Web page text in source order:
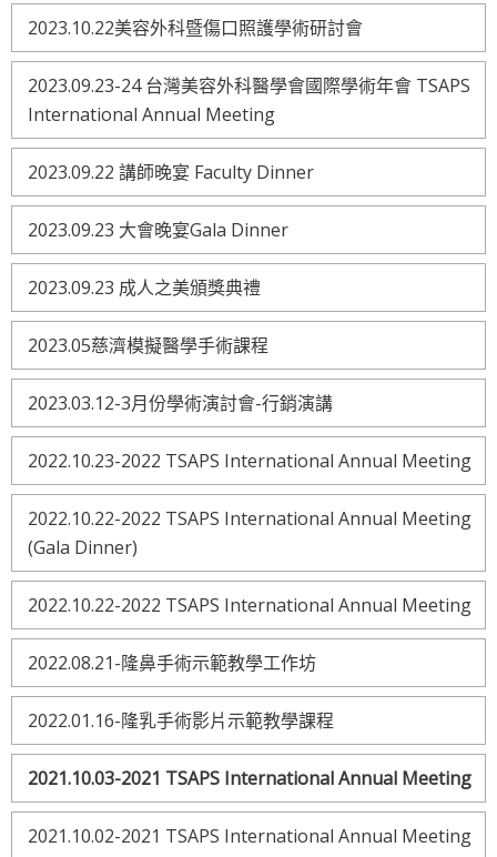
2023.10.22美容外科暨傷口照護學術研討會
2023.09.23-24 台灣美容外科醫學會國際學術年會 TSAPS
International Annual Meeting
2023.09.22 講師晚宴 Faculty Dinner
2023.09.23 大會晚宴Gala Dinner
2023.09.23 成人之美頒獎典禮
2023.05慈濟模擬醫學手術課程
2023.03.12-3月份學術演討會-行銷演講
2022.10.23-2022 TSAPS International Annual Meeting
2022.10.22-2022 TSAPS International Annual Meeting
(Gala Dinner)
2022.10.22-2022 TSAPS International Annual Meeting
2022.08.21-隆鼻手術示範教學工作坊
2022.01.16-隆乳手術影片示範教學課程
2021.10.03-2021 TSAPS International Annual Meeting
2021.10.02-2021 TSAPS International Annual Meeting